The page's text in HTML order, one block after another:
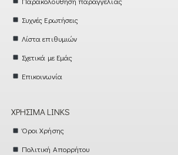
Συχνές Ερωτήσεις
Λίστα επιθυμιών
Σχετικά με Εμάς
Επικοινωνία
ΧΡΉΣΙΜΑ LINKS
Όροι Χρήσης
Πολιτική Απορρήτου